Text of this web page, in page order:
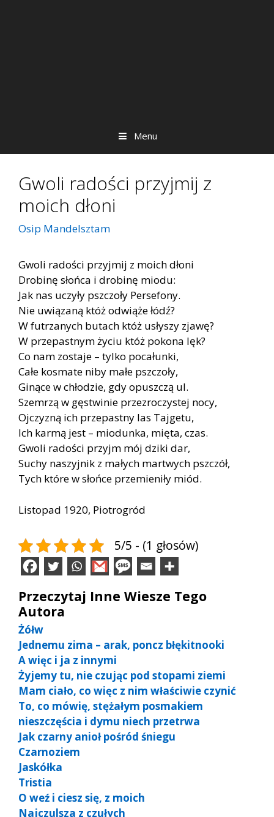
Menu
Gwoli radości przyjmij z
moich dłoni
Osip Mandelsztam
Gwoli radości przyjmij z moich dłoni
Drobinę słońca i drobinę miodu:
Jak nas uczyły pszczoły Persefony.
Nie uwiązaną któż odwiąże łódź?
W futrzanych butach któż usłyszy zjawę?
W przepastnym życiu któż pokona lęk?
Co nam zostaje – tylko pocałunki,
Całe kosmate niby małe pszczoły,
Ginące w chłodzie, gdy opuszczą ul.
Szemrzą w gęstwinie przezroczystej nocy,
Ojczyzną ich przepastny las Tajgetu,
Ich karmą jest – miodunka, mięta, czas.
Gwoli radości przyjm mój dziki dar,
Suchy naszyjnik z małych martwych pszczół,
Tych które w słońce przemieniły miód.
Listopad 1920, Piotrogród
5/5 - (1 głosów)
Przeczytaj Inne Wiesze Tego
Autora
Żółw
Jednemu zima – arak, poncz błękitnooki
A więc i ja z innymi
Żyjemy tu, nie czując pod stopami ziemi
Mam ciało, co więc z nim właściwie czynić
To, co mówię, stężałym posmakiem
nieszczęścia i dymu niech przetrwa
Jak czarny anioł pośród śniegu
Czarnoziem
Jaskółka
Tristia
O weź i ciesz się, z moich
Najczulsza z czułych